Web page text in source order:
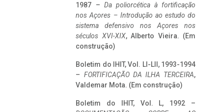
1987 – Da poliorcética à fortificação
nos Açores – Introdução ao estudo do
sistema defensivo nos Açores nos
séculos XVI-XIX, Alberto Vieira. (Em
construção)
Boletim do IHIT, Vol. LI-LII, 1993-1994
– FORTIFICAÇÃO DA ILHA TERCEIRA,
Valdemar Mota. (Em construção)
Boletim do IHIT, Vol. L, 1992 –